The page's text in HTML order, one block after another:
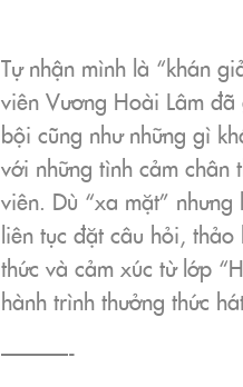
Tự nhận mình là “khán
viên Vương Hoài Lâm
bội cũng như những gì
với những tình cảm chân
viên. Dù “xa mặt”
liên tục đặt câu hỏi,
thức và cảm xúc từ lớp
hành trình thưởng thức
———-